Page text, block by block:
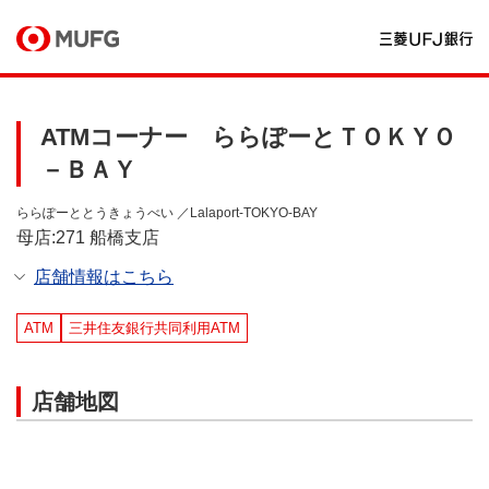
ATMコーナー ららぽーとＴＯＫＹＯ
－ＢＡＹ
ららぽーととうきょうべい ／Lalaport-TOKYO-BAY
母店:271 船橋支店
店舗情報はこちら
ATM 三井住友銀行共同利用ATM
店舗地図